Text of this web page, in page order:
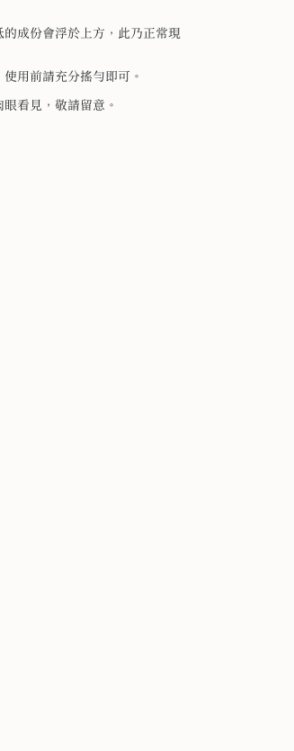
成份會浮於上方，此乃正常現
用前請充分搖勻即可。
看見，敬請留意。